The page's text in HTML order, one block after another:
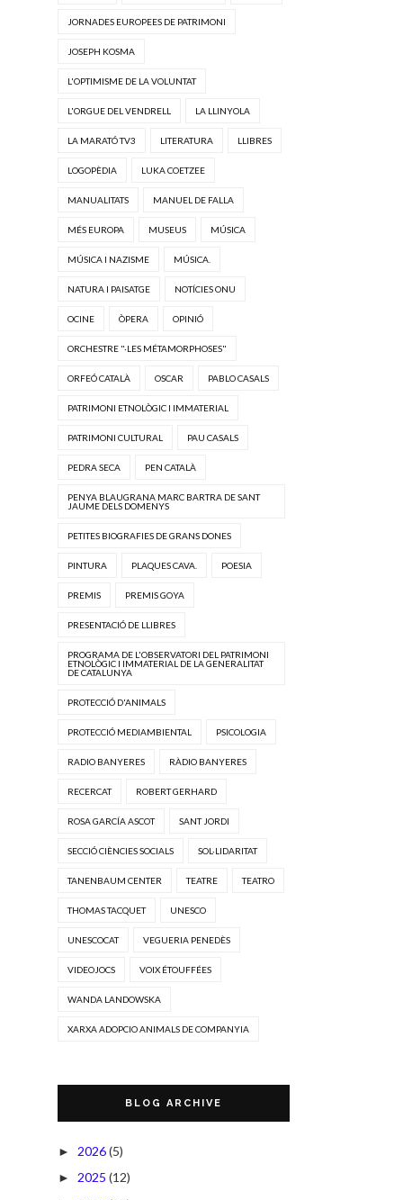
JORNADES EUROPEES DE PATRIMONI
JOSEPH KOSMA
L'OPTIMISME DE LA VOLUNTAT
L'ORGUE DEL VENDRELL LA LLINYOLA
LA MARATÓ TV3 LITERATURA LLIBRES
LOGOPÈDIA LUKA COETZEE
MANUALITATS MANUEL DE FALLA
MÉS EUROPA MUSEUS MÚSICA
MÚSICA I NAZISME MÚSICA.
NATURA I PAISATGE NOTÍCIES ONU
OCINE ÒPERA OPINIÓ
ORCHESTRE "·LES MÉTAMORPHOSES"
ORFEÓ CATALÀ OSCAR PABLO CASALS
PATRIMONI ETNOLÒGIC I IMMATERIAL
PATRIMONI CULTURAL PAU CASALS
PEDRA SECA PEN CATALÀ
PENYA BLAUGRANA MARC BARTRA DE SANT
JAUME DELS DOMENYS
PETITES BIOGRAFIES DE GRANS DONES
PINTURA PLAQUES CAVA. POESIA
PREMIS PREMIS GOYA
PRESENTACIÓ DE LLIBRES
PROGRAMA DE L'OBSERVATORI DEL PATRIMONI
ETNOLÒGIC I IMMATERIAL DE LA GENERALITAT
DE CATALUNYA
PROTECCIÓ D'ANIMALS
PROTECCIÓ MEDIAMBIENTAL PSICOLOGIA
RADIO BANYERES RÀDIO BANYERES
RECERCAT ROBERT GERHARD
ROSA GARCÍA ASCOT SANT JORDI
SECCIÓ CIÈNCIES SOCIALS SOL·LIDARITAT
TANENBAUM CENTER TEATRE TEATRO
THOMAS TACQUET UNESCO
UNESCOCAT VEGUERIA PENEDÈS
VIDEOJOCS VOIX ÉTOUFFÉES
WANDA LANDOWSKA
XARXA ADOPCIO ANIMALS DE COMPANYIA
BLOG ARCHIVE
► 2026(5)
► 2025 (12)